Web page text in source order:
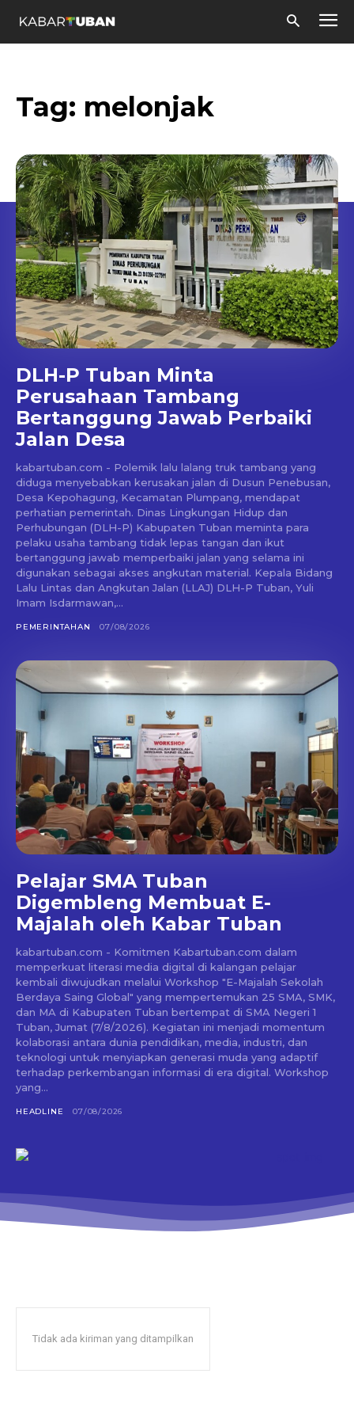
Tag: melonjak
DLH-P Tuban Minta
Perusahaan Tambang
Bertanggung Jawab Perbaiki
Jalan Desa
kabartuban.com - Polemik lalu lalang truk tambang yang
diduga menyebabkan kerusakan jalan di Dusun Penebusan,
Desa Kepohagung, Kecamatan Plumpang, mendapat
perhatian pemerintah. Dinas Lingkungan Hidup dan
Perhubungan (DLH-P) Kabupaten Tuban meminta para
pelaku usaha tambang tidak lepas tangan dan ikut
bertanggung jawab memperbaiki jalan yang selama ini
digunakan sebagai akses angkutan material. Kepala Bidang
Lalu Lintas dan Angkutan Jalan (LLAJ) DLH-P Tuban, Yuli
Imam Isdarmawan,...
PEMERINTAHAN 07/08/2026
Pelajar SMA Tuban
Digembleng Membuat E-
Majalah oleh Kabar Tuban
kabartuban.com - Komitmen Kabartuban.com dalam
memperkuat literasi media digital di kalangan pelajar
kembali diwujudkan melalui Workshop "E-Majalah Sekolah
Berdaya Saing Global" yang mempertemukan 25 SMA, SMK,
dan MA di Kabupaten Tuban bertempat di SMA Negeri 1
Tuban, Jumat (7/8/2026). Kegiatan ini menjadi momentum
kolaborasi antara dunia pendidikan, media, industri, dan
teknologi untuk menyiapkan generasi muda yang adaptif
terhadap perkembangan informasi di era digital. Workshop
yang...
HEADLINE 07/08/2026
Tidak ada kiriman yang ditampilkan